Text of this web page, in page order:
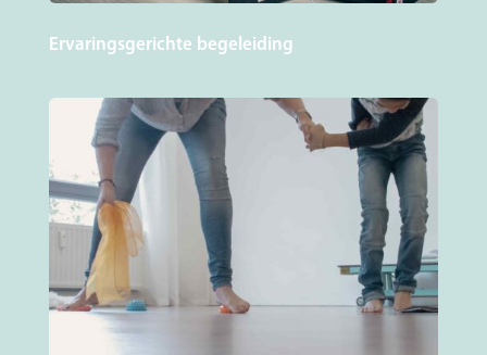
Ervaringsgerichte begeleiding